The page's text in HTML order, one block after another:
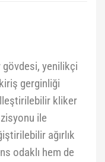
gövdesi, yenilikçi
gerginliği
kliker
ile
ağırlık
odaklı hem de